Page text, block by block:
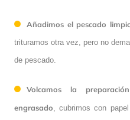
Añadimos el pescado
trituramos otra vez, pero no
de pescado.
Volcamos la
engrasado , cubrimos con